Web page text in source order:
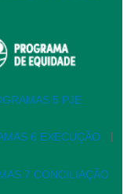
e de Tabelas
e Ciência de
Grau |